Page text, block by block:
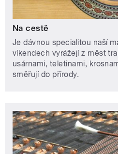
Na cestě
Je dávnou specialitou naší
víkendech vyrážejí z měst
usárnami, teletinami,
směřují do přírody.